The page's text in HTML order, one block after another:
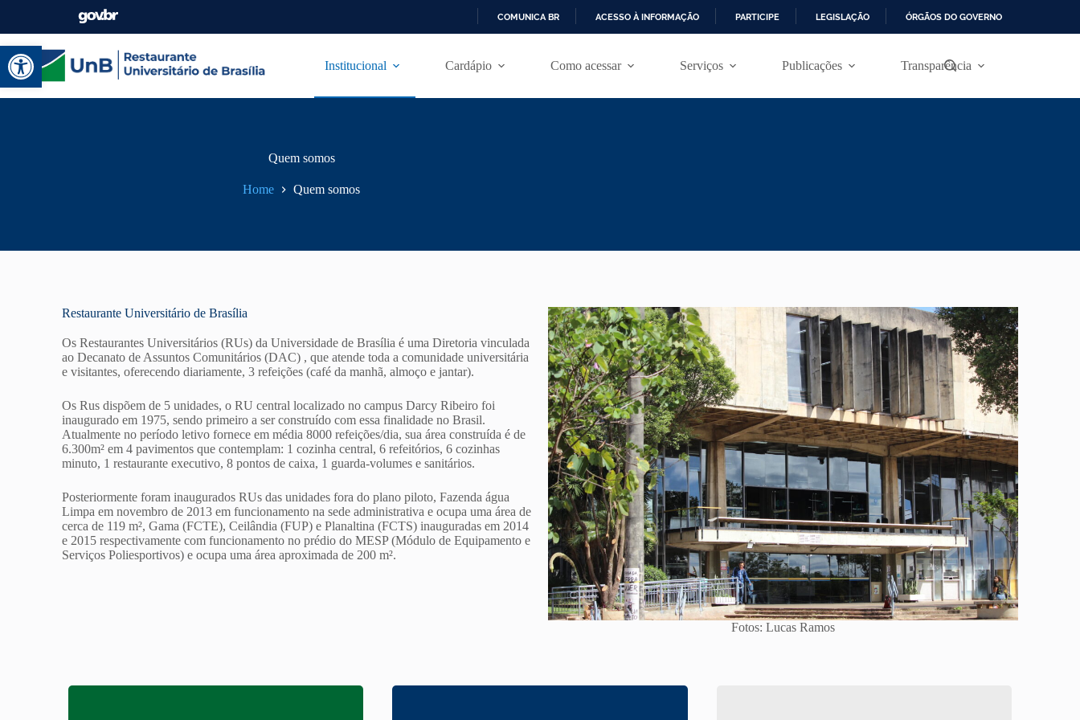
Abrir a barra de ferramentas
R
COMUNICA BR ACESSO À INFORMAÇÃO PARTICIPE LEGISLAÇÃO ÓRGÃOS DO GOVERNO
Institucional Cardápio Como acessar Serviços Publicações Transparência
Quem somos
Home Quem somos
Restaurante Universitário de Brasília​
Os Restaurantes Universitários (RUs) da Universidade de Brasília é uma Diretoria vinculada
ao Decanato de Assuntos Comunitários (DAC) , que atende toda a comunidade universitária
e visitantes, oferecendo diariamente, 3 refeições (café da manhã, almoço e jantar).
Os Rus dispõem de 5 unidades, o RU central localizado no campus Darcy Ribeiro foi
inaugurado em 1975, sendo primeiro a ser construído com essa finalidade no Brasil.
Atualmente no período letivo fornece em média 8000 refeições/dia, sua área construída é de
6.300m² em 4 pavimentos que contemplam: 1 cozinha central, 6 refeitórios, 6 cozinhas
minuto, 1 restaurante executivo, 8 pontos de caixa, 1 guarda-volumes e sanitários.
Posteriormente foram inaugurados RUs das unidades fora do plano piloto, Fazenda água
Limpa em novembro de 2013 em funcionamento na sede administrativa e ocupa uma área de
cerca de 119 m², Gama (FCTE), Ceilândia (FUP) e Planaltina (FCTS) inauguradas em 2014
e 2015 respectivamente com funcionamento no prédio do MESP (Módulo de Equipamento e
Serviços Poliesportivos) e ocupa uma área aproximada de 200 m².
Fotos: Lucas Ramos